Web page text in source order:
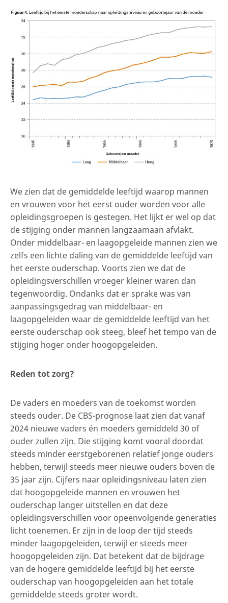
We zien dat de gemiddelde leeftijd waarop mannen
en vrouwen voor het eerst ouder worden voor alle
opleidingsgroepen is gestegen. Het lijkt er wel op dat
de stijging onder mannen langzaamaan afvlakt.
Onder middelbaar- en laagopgeleide mannen zien we
zelfs een lichte daling van de gemiddelde leeftijd van
het eerste ouderschap. Voorts zien we dat de
opleidingsverschillen vroeger kleiner waren dan
tegenwoordig. Ondanks dat er sprake was van
aanpassingsgedrag van middelbaar- en
laagopgeleiden waar de gemiddelde leeftijd van het
eerste ouderschap ook steeg, bleef het tempo van de
stijging hoger onder hoogopgeleiden.
Reden tot zorg?
De vaders en moeders van de toekomst worden
steeds ouder. De CBS-prognose laat zien dat vanaf
2024 nieuwe vaders én moeders gemiddeld 30 of
ouder zullen zijn. Die stijging komt vooral doordat
steeds minder eerstgeborenen relatief jonge ouders
hebben, terwijl steeds meer nieuwe ouders boven de
35 jaar zijn. Cijfers naar opleidingsniveau laten zien
dat hoogopgeleide mannen en vrouwen het
ouderschap langer uitstellen en dat deze
opleidingsverschillen voor opeenvolgende generaties
licht toenemen. Er zijn in de loop der tijd steeds
minder laagopgeleiden, terwijl er steeds meer
hoogopgeleiden zijn. Dat betekent dat de bijdrage
van de hogere gemiddelde leeftijd bij het eerste
ouderschap van hoogopgeleiden aan het totale
gemiddelde steeds groter wordt.